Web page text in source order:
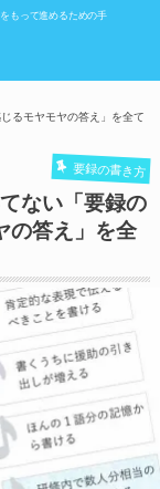
もって進めるための手
るモヤモヤの答え」を全て
要録の書き方
ない「要録の
の答え」を全